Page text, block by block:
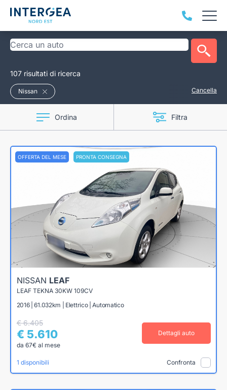
107 risultati di ricerca
Nissan Cancella
Ordina Filtra
OFFERTA DEL MESE PRONTA CONSEGNA
NISSAN LEAF
LEAF TEKNA 30KW 109CV
2016 | 61.032km | Elettrico | Automatico
€ 6.405
€ 5.610
da 67€ al mese
Dettagli auto
1 disponibili Confronta